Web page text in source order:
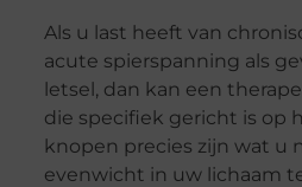
Als u last heeft van
acute spierspanning als
letsel, dan kan een
die specifiek gericht is op
knopen precies zijn wat u
evenwicht in uw lichaam